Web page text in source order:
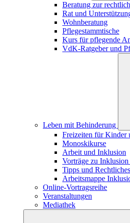
Beratung zur
Rat und
Wohnberatung
Pflegestammtische
Kurs für pflegende
VdK-Ratgeber und
Leben mit Behinderung
Freizeiten für Kinder
Monoskikurse
Arbeit und Inklusion
Vorträge zu
Tipps und
Arbeitsmappe
Online-Vortragsreihe
Veranstaltungen
Mediathek